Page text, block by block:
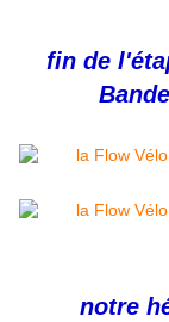
fin de
notre